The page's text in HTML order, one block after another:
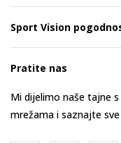
Sport Vision
Pratite nas
Mi dijelimo naše tajne
mrežama i saznajte